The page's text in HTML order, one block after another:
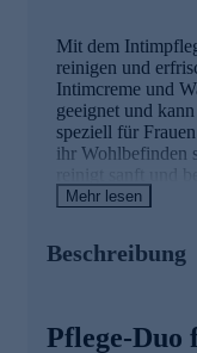
Mit dem
reinigen und
Intimcreme und
geeignet und
speziell für
ihr Wohlbefinden
reinigt sanft und
Haut, ohne
Intimcreme
sicher. Sie ist
Mehr lesen
Beschreibung
Pflege-Duo